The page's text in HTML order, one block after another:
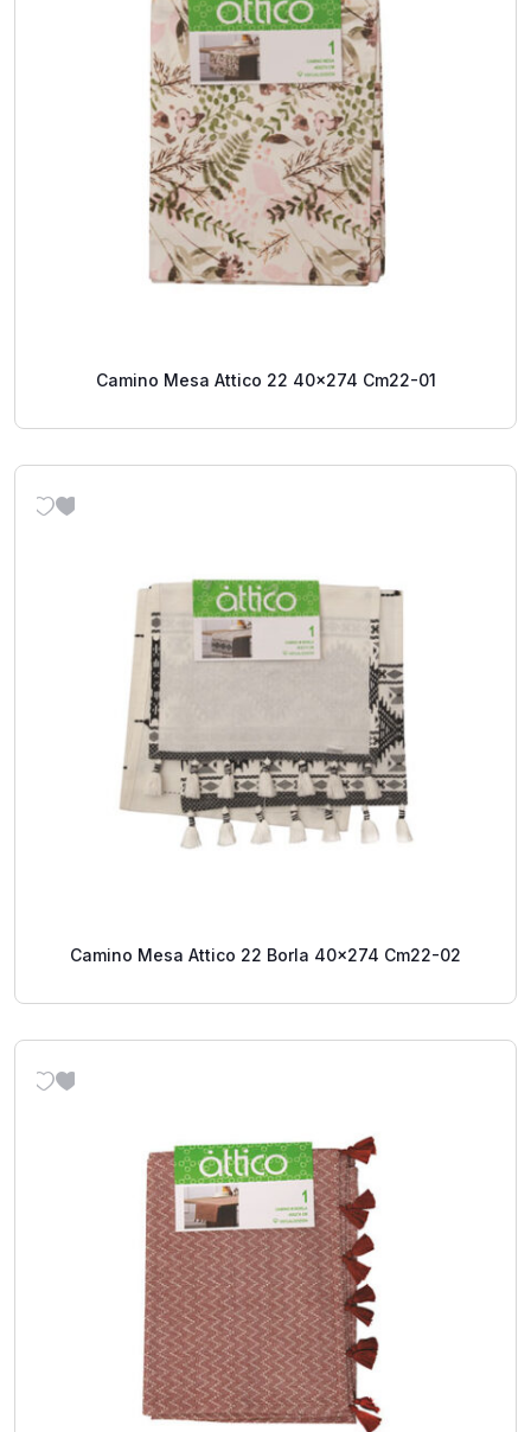
Camino Mesa Attico 22 40x274 Cm22-01
Camino Mesa Attico 22 Borla 40x274 Cm22-02